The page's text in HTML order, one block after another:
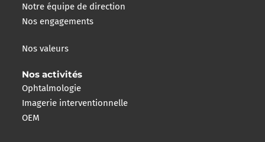
Notre équipe de direction
Nos engagements
Nos valeurs
Nos activités
Ophtalmologie
Imagerie interventionnelle
OEM